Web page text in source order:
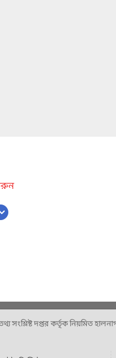
দপ্তর কর্তৃক নিয়মিত